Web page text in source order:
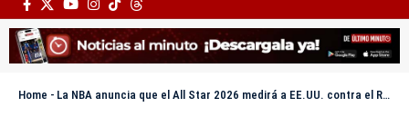
Home - La NBA anuncia que el All Star 2026 medirá a EE.UU. contra el Resto del Mundo